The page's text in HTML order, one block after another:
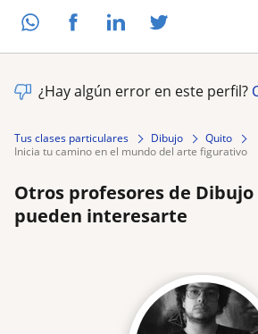
¿Hay algún error en este perfil?
Tus clases particulares Dibujo
Quito
inicia tu camino en el mundo del arte figurativo
Otros profesores de
pueden interesarte